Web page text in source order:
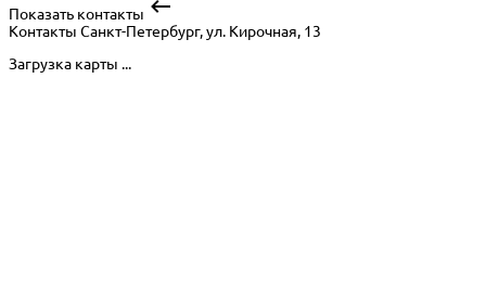
Показать контакты
Контакты Санкт-Петербург, ул. Кирочная, 13
Загрузка карты ...